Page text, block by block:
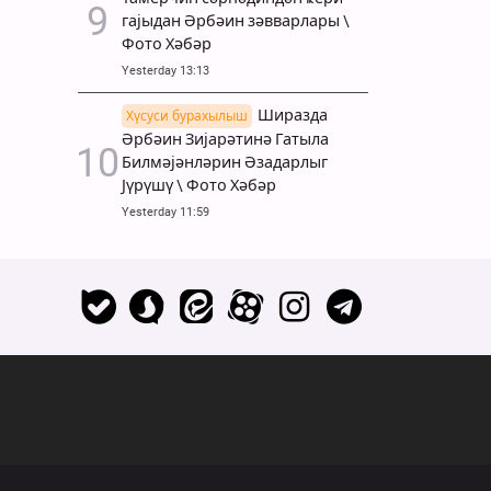
гајыдан Әрбәин зәвварлары \
Фото Хәбәр
Yesterday 13:13
Хүсуси бурахылыш
Ширазда
Әрбәин Зијарәтинә Гатыла
Билмәјәнләрин Әзадарлыг
Јүрүшү \ Фото Хәбәр
Yesterday 11:59